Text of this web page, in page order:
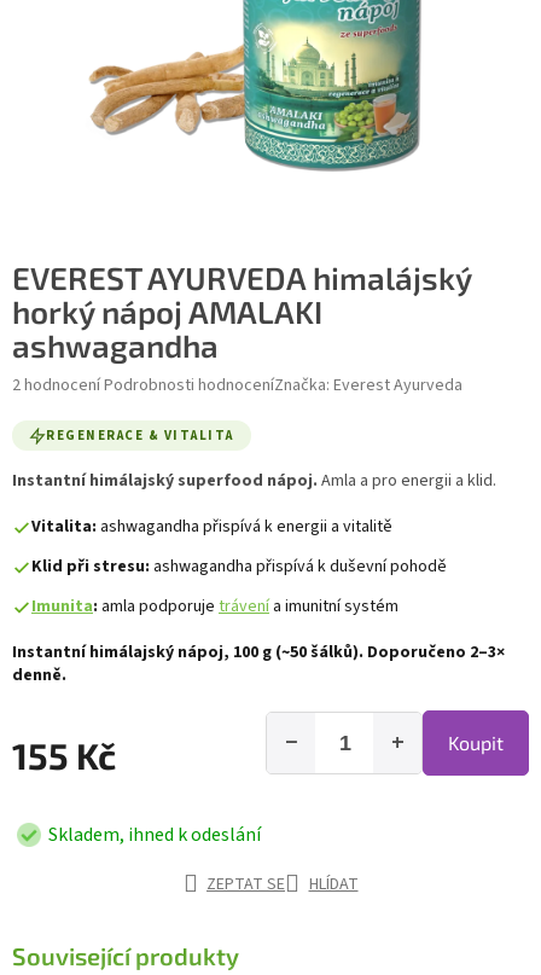
EVEREST AYURVEDA himalájský
horký nápoj AMALAKI
ashwagandha
Průměrné hodnocení produktu je 4,5 z 5 hvězdiček.
2 hodnoceníPodrobnosti hodnoceníZnačka: Everest Ayurveda
REGENERACE & VITALITA
Instantní himálajský superfood nápoj. Amla a pro energii a klid.
Vitalita: ashwagandha přispívá k energii a vitalitě
Klid při stresu: ashwagandha přispívá k duševní pohodě
Imunita: amla podporuje trávenía imunitní systém
Instantní himálajský nápoj, 100 g (~50 šálků). Doporučeno 2–3×
denně.
155 Kč +
− Koupit
Skladem, ihned k odeslání
ZEPTAT SE HLÍDAT
Související produkty